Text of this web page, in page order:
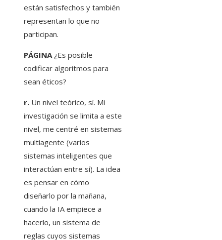
están satisfechos y también
representan lo que no
participan.
PÁGINA¿Es posible
codificar algoritmos para
sean éticos?
r. Un nivel teórico, sí. Mi
investigación se limita a este
nivel, me centré en sistemas
multiagente (varios
sistemas inteligentes que
interactúan entre sí). La idea
es pensar en cómo
diseñarlo por la mañana,
cuando la IA empiece a
hacerlo, un sistema de
reglas cuyos sistemas